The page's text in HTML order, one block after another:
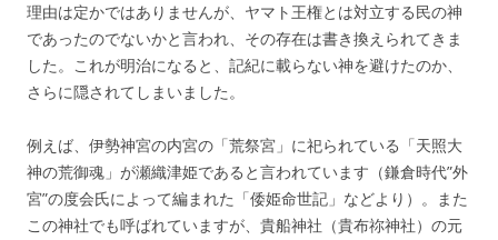
理由は定かではありませんが、ヤマト王権とは対立する民の神
であったのでないかと言われ、その存在は書き換えられてきま
した。これが明治になると、記紀に載らない神を避けたのか、
さらに隠されてしまいました。
例えば、伊勢神宮の内宮の「荒祭宮」に祀られている「天照大
神の荒御魂」が瀬織津姫であると言われています（鎌倉時代”外
宮”の度会氏によって編まれた「倭姫命世記」などより）。また
この神社でも呼ばれていますが、貴船神社（貴布祢神社）の元